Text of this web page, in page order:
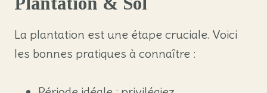
La plantation est une étape cruciale. Voici
les bonnes pratiques à connaître :